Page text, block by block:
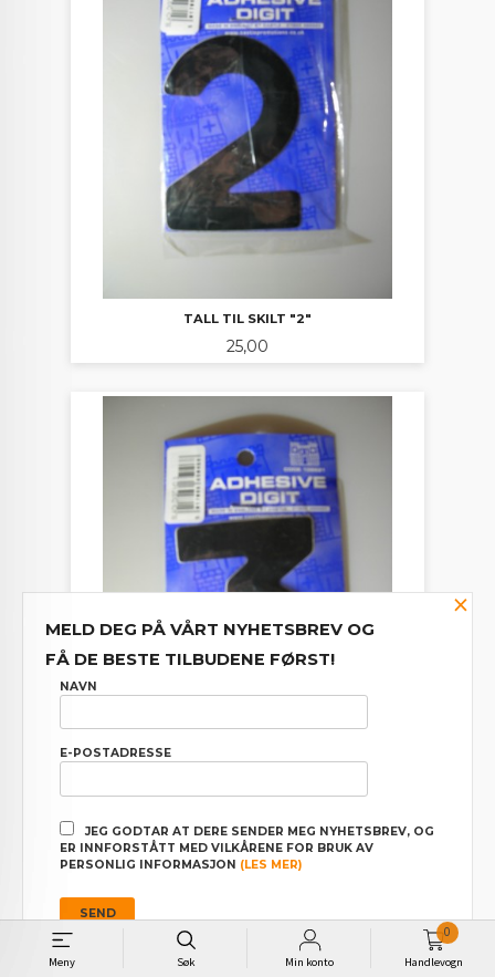
Meny Søk Min konto Handlevogn
0
TALL TIL SKILT "2"
Pris
25,00
Pris
25,00
×
MELD DEG PÅ VÅRT NYHETSBREV OG
FÅ DE BESTE TILBUDENE FØRST!
NAVN
E-POSTADRESSE
JEG GODTAR AT DERE SENDER MEG NYHETSBREV, OG
ER INNFORSTÅTT MED VILKÅRENE FOR BRUK AV
PERSONLIG INFORMASJON (LES MER)